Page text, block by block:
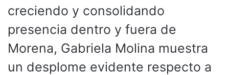
creciendo y consolidando
presencia dentro y fuera de
Morena, Gabriela Molina muestra
un desplome evidente respecto a